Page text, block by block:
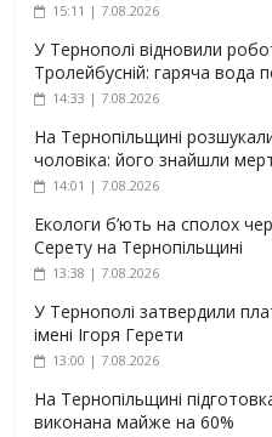
15:11 | 7.08.2026
У Тернополі відновили
Тролейбусній: гаряча вода
14:33 | 7.08.2026
На Тернопільщині
чоловіка: його знайшли
14:01 | 7.08.2026
Екологи б’ють на сполох
Серету на Тернопільщині
13:38 | 7.08.2026
У Тернополі затвердили
імені Ігоря Герети
13:00 | 7.08.2026
На Тернопільщині
виконана майже на 60%